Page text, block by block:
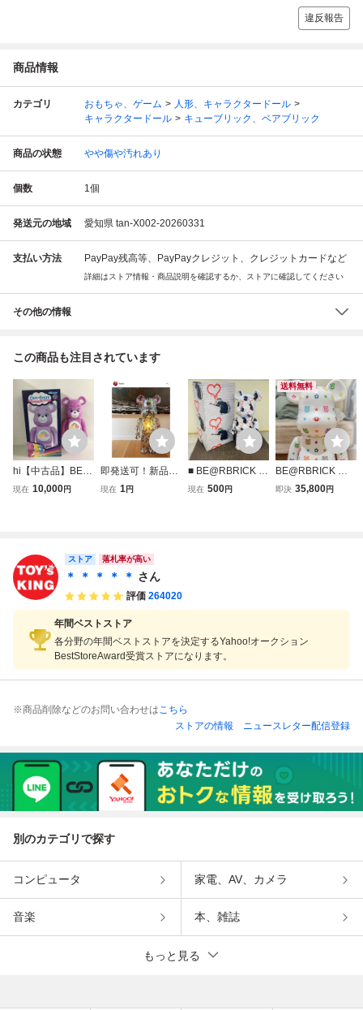
違反報告
商品情報
カテゴリ おもちゃ、ゲーム
人形、キャラクタードール
キャラクタードール
キューブリック、ベアブリック
商品の状態 やや傷や汚れあり
個数 1個
発送元の地域 愛知県 tan-X002-20260331
支払い方法 PayPay残高等、PayPayクレジット、クレジットカードなど
詳細はストア情報・商品説明を確認するか、ストアに確認してください
その他の情報
この商品も注目されています
hi【中古品】BE@
RBRICK Care Be
28887 hi◇61
現在 10,000円
即発送可！新品未
開封！BE@RBRI
現在 1円
■ BE@RBRICK Br
andalism LOVE R
現在 500円
送料無料
BE@RBRICK ベ
アブリック マルチ
即決 35,800円
ストア 落札率が高い
＊ ＊ ＊ ＊ ＊ さん
評価 264020
年間ベストストア
各分野の年間ベストストアを決定するYahoo!オークション
BestStoreAward受賞ストアになります。
※商品削除などのお問い合わせはこちら
ストアの情報
ニュースレター配信登録
別のカテゴリで探す
コンピュータ 家電、AV、カメラ
音楽 本、雑誌
もっと見る